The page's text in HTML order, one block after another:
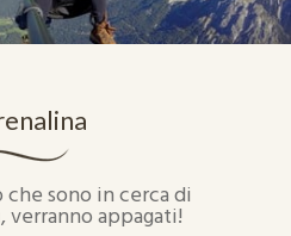
sono in cerca di
appagati!